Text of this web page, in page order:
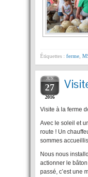
Étiquettes : ferme
JUN
27
2016
Visite à la ferme
Avec le soleil et
route ! Un
sommes
Nous nous
actionner le
passé, c’est une